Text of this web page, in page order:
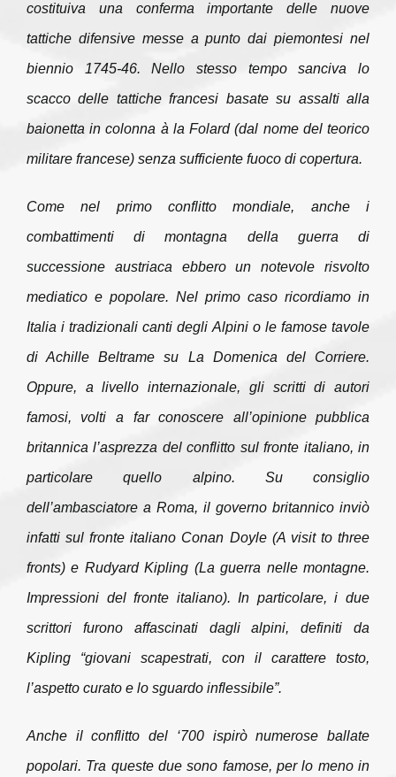
costituiva una conferma importante delle nuove
tattiche difensive messe a punto dai piemontesi nel
biennio 1745-46. Nello stesso tempo sanciva lo
scacco delle tattiche francesi basate su assalti alla
baionetta in colonna à la Folard(dal nome del teorico
militare francese) senza sufficiente fuoco di copertura.
Come nel primo conflitto mondiale, anche i
combattimenti di montagna della guerra di
successione austriaca ebbero un notevole risvolto
mediatico e popolare. Nel primo caso ricordiamo in
Italia i tradizionali canti degli Alpini o le famose tavole
di Achille Beltrame su La Domenica del Corriere.
Oppure, a livello internazionale, gli scritti di autori
famosi, volti a far conoscere all’opinione pubblica
britannica l’asprezza del conflitto sul fronte italiano, in
particolare quello alpino. Su consiglio
dell’ambasciatore a Roma, il governo britannico inviò
infatti sul fronte italiano Conan Doyle (A visit to three
fronts)e Rudyard Kipling (La guerra nelle montagne.
Impressioni del fronte italiano). In particolare, i due
scrittori furono affascinati dagli alpini, definiti da
Kipling “giovani scapestrati, con il carattere tosto,
l’aspetto curato e lo sguardo inflessibile”.
Anche il conflitto del ‘700 ispirò numerose ballate
popolari. Tra queste due sono famose, per lo meno in